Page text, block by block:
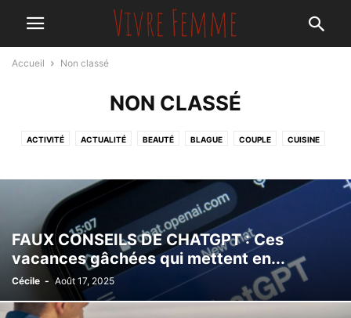
Accueil Non classé
NON CLASSÉ
ACTIVITÉ ACTUALITÉ BEAUTÉ BLAGUE COUPLE CUISINE
MAMAN MODE NON CLASSÉ NUTRITION PSYCHO SANTÉ
STARS
FAUX CONSEILS DE CHATGPT : Ces
vacances gâchées qui mettent en...
Cécile - Août 17, 2025